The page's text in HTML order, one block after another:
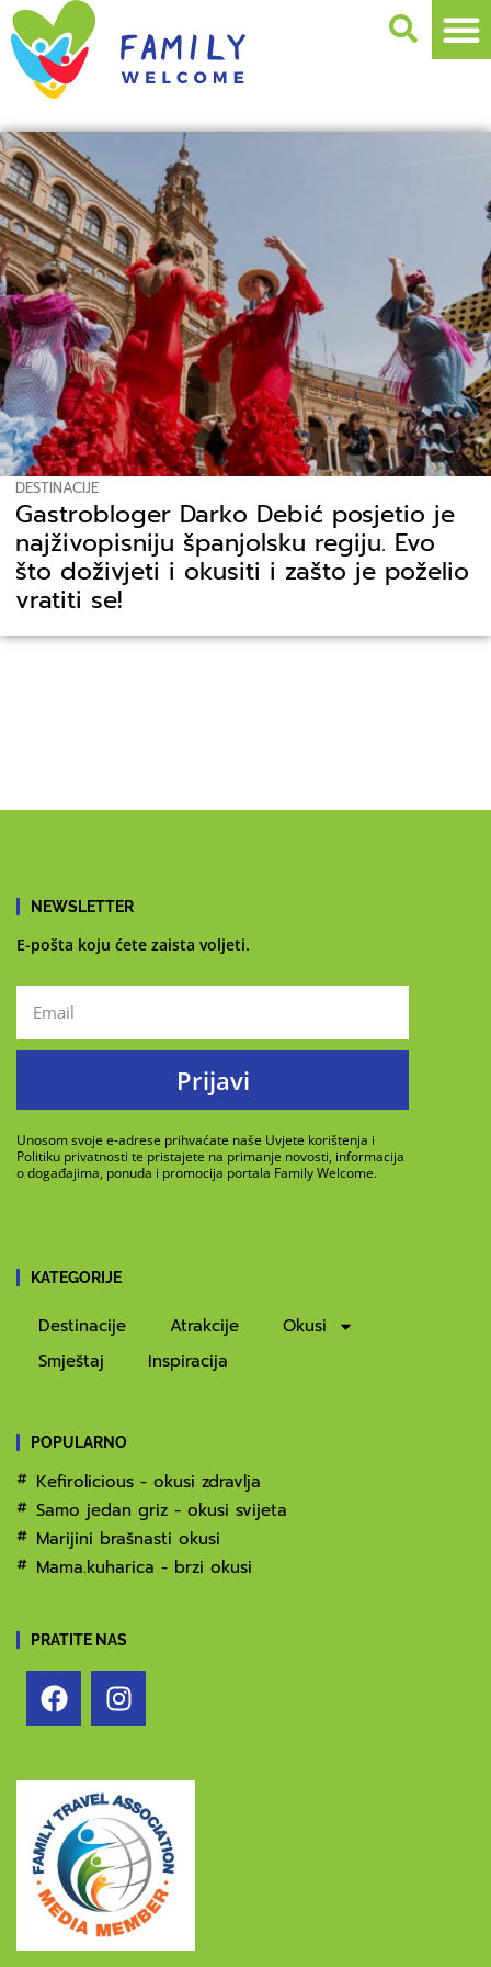
DESTINACIJE
Gastrobloger Darko Debić posjetio je
najživopisniju španjolsku regiju. Evo
što doživjeti i okusiti i zašto je poželio
vratiti se!
NEWSLETTER
E-pošta koju ćete zaista voljeti.
Prijavi
Unosom svoje e-adrese prihvaćate naše Uvjete korištenja i
Politiku privatnosti te pristajete na primanje novosti, informacija
o događajima, ponuda i promocija portala Family Welcome.
KATEGORIJE
Destinacije Atrakcije
Okusi
Smještaj
Inspiracija
POPULARNO
Kefirolicious - okusi zdravlja
Samo jedan griz - okusi svijeta
Marijini brašnasti okusi
Mama.kuharica - brzi okusi
PRATITE NAS